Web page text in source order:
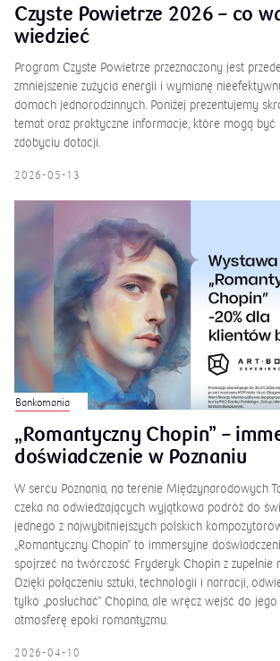
Czyste Powietrze 2026 – co
wiedzieć
Program Czyste Powietrze przeznaczony jest
zmniejszenie zużycia energii i wymianę
domach jednorodzinnych. Poniżej prezentujemy
temat oraz praktyczne informacje, które mogą
zdobyciu dotacji.
2026-05-13
Bankomania
„Romantyczny Chopin” –
doświadczenie w Poznaniu
W sercu Poznania, na terenie Międzynarodowych
czeka na odwiedzających wyjątkowa podróż do
jednego z najwybitniejszych polskich
„Romantyczny Chopin” to immersyjne
spojrzeć na twórczość Fryderyk Chopin z zupełnie
Dzięki połączeniu sztuki, technologii i narracji,
tylko „posłuchać” Chopina, ale wręcz wejść do
atmosferę epoki romantyzmu.
2026-04-10